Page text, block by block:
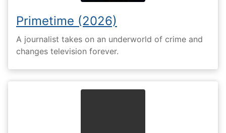
Primetime (2026)
A journalist takes on an underworld of crime and
changes television forever.